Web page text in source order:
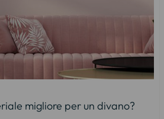
migliore per un divano?